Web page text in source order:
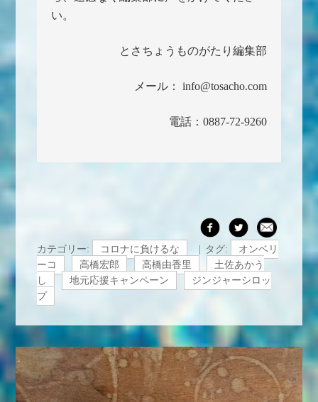
い。
とさちょうものがたり編集部
メール： info@tosacho.com
電話：0887-72-9260
カテゴリー: コロナに負けるな タグ:
オンベリ
ーコ
高橋宏郎 高橋由香里
土佐あかう
し
地元応援キャンペーン
ジンジャーシロッ
プ